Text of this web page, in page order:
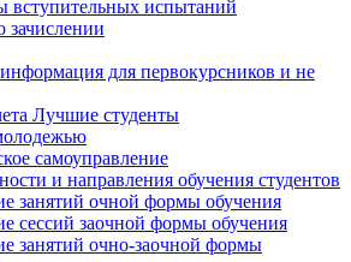
вступительных испытаний
зачислении
для первокурсников и не
Лучшие студенты
самоуправление
и направления обучения студентов
занятий очной формы обучения
сессий заочной формы обучения
занятий очно-заочной формы